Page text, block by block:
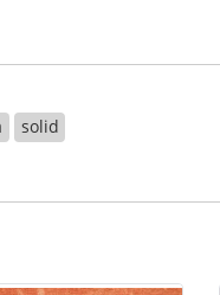
solid